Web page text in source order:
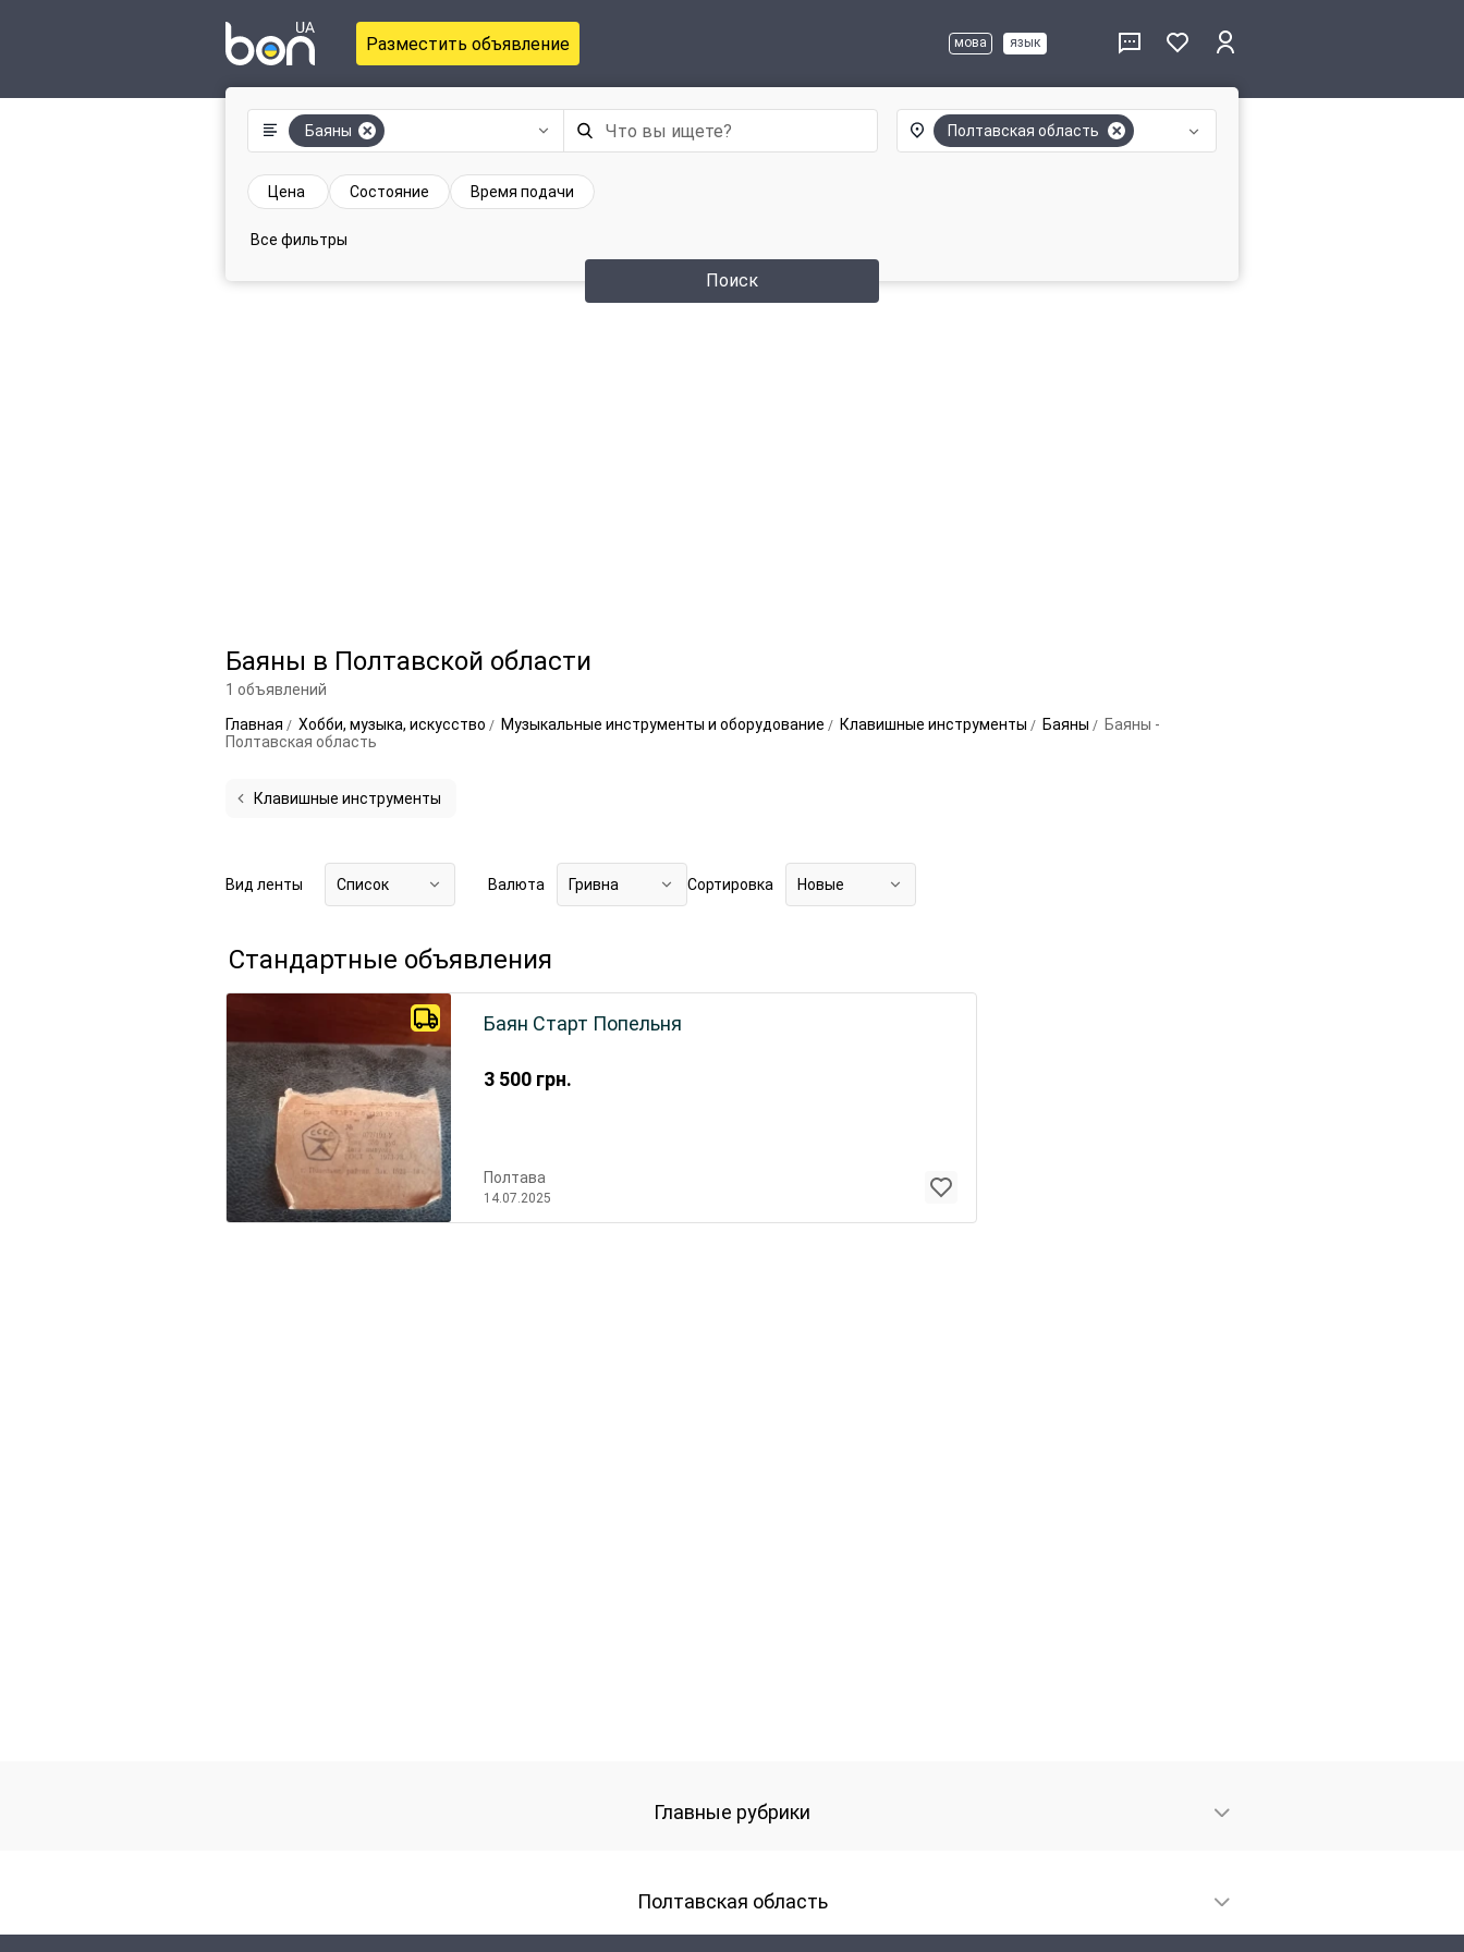
Разместить объявление мова язык
Баяны Полтавская область
Поиск
Цена Состояние Время подачи
Все фильтры
Баяны в Полтавской области
1 объявлений
Главная
Хобби, музыка, искусство Музыкальные инструменты и оборудование Клавишные инструменты Баяны
Баяны -
Полтавская область
Клавишные инструменты
Вид ленты Список Валюта Гривна Сортировка Новые
Стандартные объявления
3 500 грн.
Баян Старт Попельня
Полтава
14.07.2025
Главные рубрики
Полтавская область